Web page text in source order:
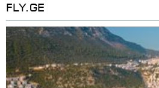
10:29 / 09-
ჩვენი
ასეთ
ქმარს
FLY.GE